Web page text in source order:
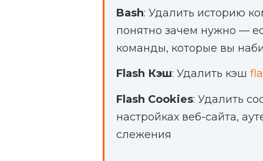
Bash: Удалить историю
понятно зачем нужно —
команды, которые вы
Flash Кэш: Удалить кэш
Flash Cookies: Удалить
настройках веб-сайта,
слежения